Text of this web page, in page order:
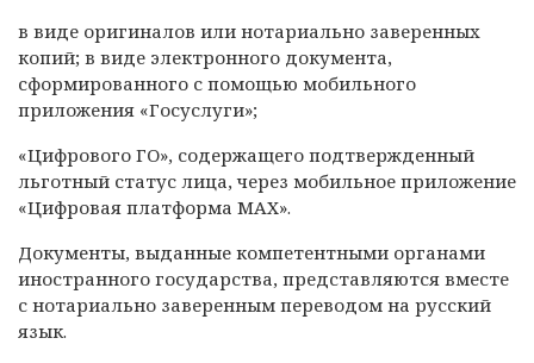
в виде оригиналов или нотариально заверенных
копий; в виде электронного документа,
сформированного с помощью мобильного
приложения «Госуслуги»;
«Цифрового ГО», содержащего подтвержденный
льготный статус лица, через мобильное приложение
«Цифровая платформа МАХ».
Документы, выданные компетентными органами
иностранного государства, представляются вместе
с нотариально заверенным переводом на русский
язык.